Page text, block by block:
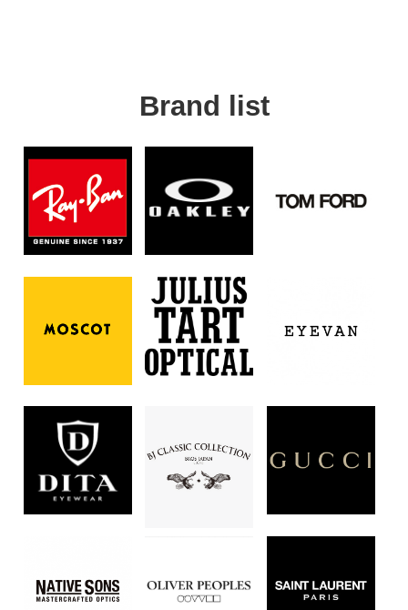
Brand list